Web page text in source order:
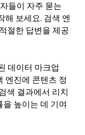
들이 자주 묻는
해 보세요. 검색 엔
절한 답변을 제공
데이터 마크업
엔진에 콘텐츠 정
색 결과에서 리치
높이는 데 기여